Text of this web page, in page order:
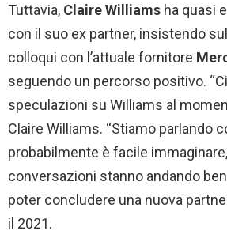
Tuttavia, Claire Williams ha quasi
con il suo ex partner, insistendo
colloqui con l’attuale fornitore
seguendo un percorso positivo.
speculazioni su Williams al
Claire Williams. “Stiamo parlando
probabilmente è facile
conversazioni stanno andando
poter concludere una nuova
il 2021.